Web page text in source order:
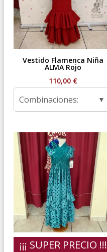
Vestido Flamenca Niña
ALMA Rojo
110,00 €
Combinaciones:
¡¡¡ SUPER PRECIO !!!